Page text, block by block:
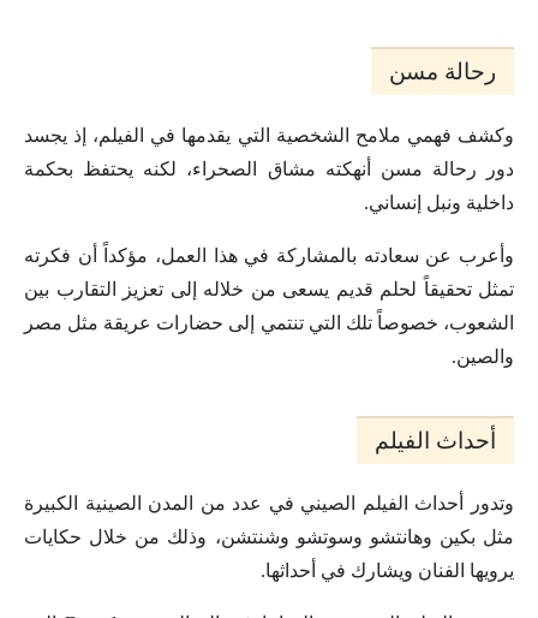
رحالة مسن
وكشف فهمي ملامح الشخصية التي يقدمها في الفيلم، إذ يجسد
دور رحالة مسن أنهكته مشاق الصحراء، لكنه يحتفظ بحكمة
داخلية ونبل إنساني.
وأعرب عن سعادته بالمشاركة في هذا العمل، مؤكداً أن فكرته
تمثل تحقيقاً لحلم قديم يسعى من خلاله إلى تعزيز التقارب بين
الشعوب، خصوصاً تلك التي تنتمي إلى حضارات عريقة مثل مصر
والصين.
أحداث الفيلم
وتدور أحداث الفيلم الصيني في عدد من المدن الصينية الكبيرة
مثل بكين وهانتشو وسوتشو وشنتشن، وذلك من خلال حكايات
يرويها الفنان ويشارك في أحداثها.